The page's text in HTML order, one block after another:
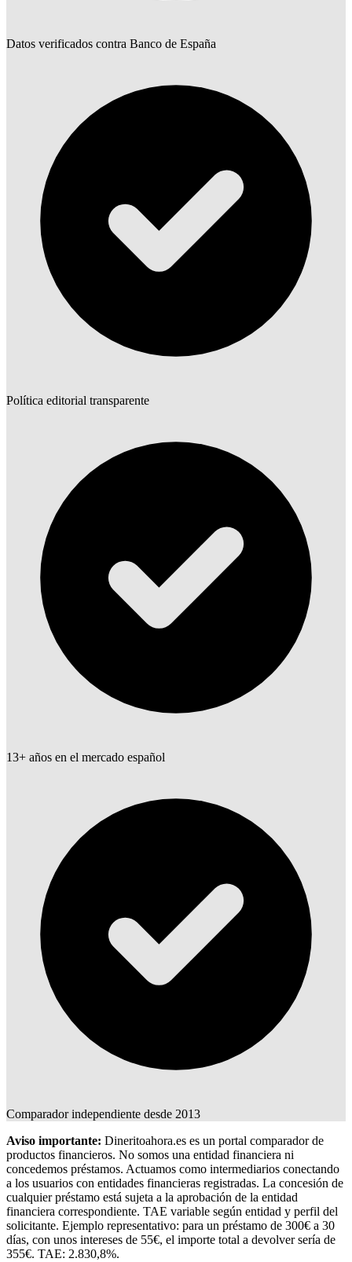
Datos verificados contra Banco de España
Política editorial transparente
13+ años en el mercado español
Comparador independiente desde 2013
Aviso importante: Dineritoahora.es es un portal comparador de
productos financieros. No somos una entidad financiera ni
concedemos préstamos. Actuamos como intermediarios conectando
a los usuarios con entidades financieras registradas. La concesión de
cualquier préstamo está sujeta a la aprobación de la entidad
financiera correspondiente. TAE variable según entidad y perfil del
solicitante. Ejemplo representativo: para un préstamo de 300€ a 30
días, con unos intereses de 55€, el importe total a devolver sería de
355€. TAE: 2.830,8%.